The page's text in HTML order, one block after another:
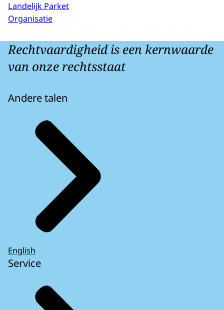
Landelijk Parket
Organisatie
Rechtvaardigheid is een kernwaarde
van onze rechtsstaat
Andere talen
English
Service